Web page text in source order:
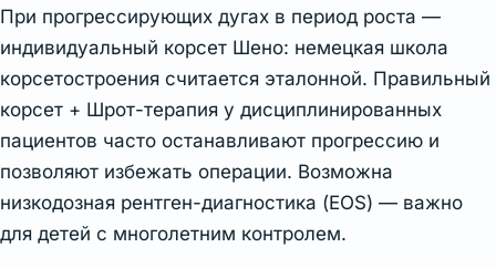
При прогрессирующих дугах в период роста —
индивидуальный корсет Шено: немецкая школа
корсетостроения считается эталонной. Правильный
корсет + Шрот-терапия у дисциплинированных
пациентов часто останавливают прогрессию и
позволяют избежать операции. Возможна
низкодозная рентген-диагностика (EOS) — важно
для детей с многолетним контролем.